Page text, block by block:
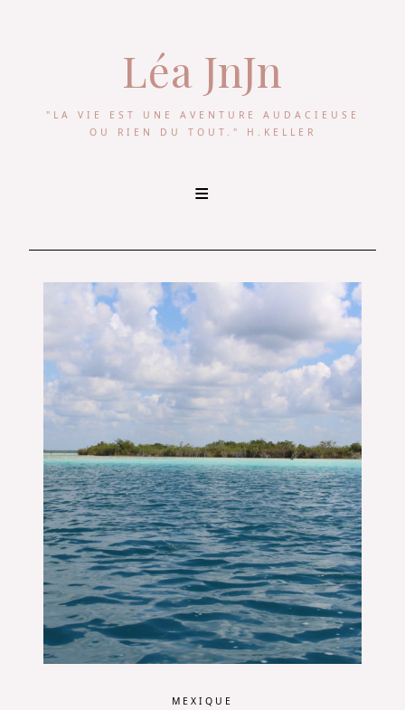
Léa JnJn
"LA VIE EST UNE AVENTURE AUDACIEUSE
OU RIEN DU TOUT." H.KELLER
MEXIQUE